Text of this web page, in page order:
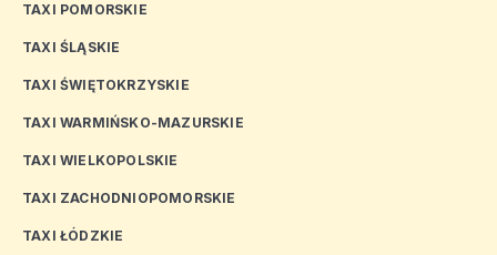
TAXI POMORSKIE
TAXI ŚLĄSKIE
TAXI ŚWIĘTOKRZYSKIE
TAXI WARMIŃSKO-MAZURSKIE
TAXI WIELKOPOLSKIE
TAXI ZACHODNIOPOMORSKIE
TAXI ŁÓDZKIE